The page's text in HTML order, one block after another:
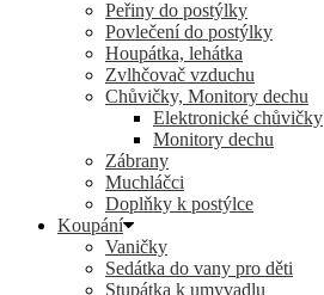
Peřiny do postýlky
Povlečení do postýlky
Houpátka, lehátka
Zvlhčovač vzduchu
Chůvičky, Monitory dechu
Elektronické chůvičky
Monitory dechu
Zábrany
Muchláčci
Doplňky k postýlce
Koupání
Vaničky
Sedátka do vany pro děti
Stupátka k umyvadlu